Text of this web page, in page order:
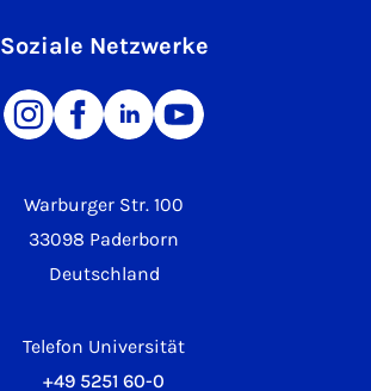
Warburger Str. 100
33098 Paderborn
Deutschland
Telefon Universität
+49 5251 60-0
Soziale Netzwerke